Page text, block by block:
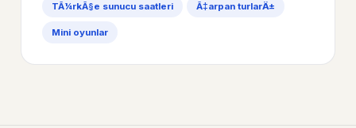
TÃ¼rkÃ§e sunucu saatleri Ã‡arpan turlarÄ±
Mini oyunlar